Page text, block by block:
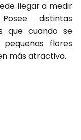
llegar a medir
distintas
que cuando se
flores
más atractiva.